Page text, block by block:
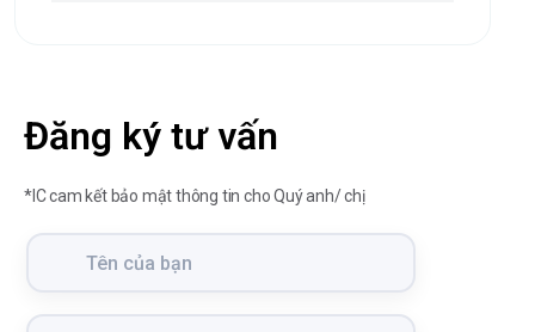
Đăng ký tư vấn
*IC cam kết bảo mật thông tin cho Quý anh/ chị